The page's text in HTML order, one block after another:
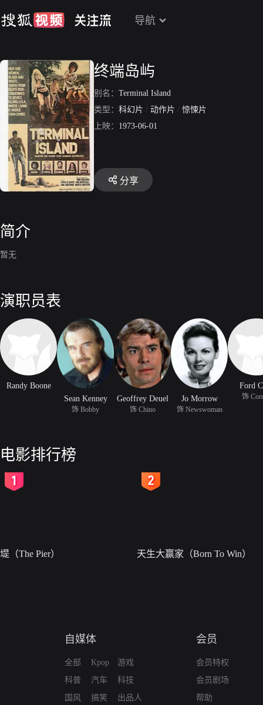
导航
终端岛屿
别名： Terminal Island
类型： 科幻片 / 动作片 / 惊悚片
上映： 1973-06-01
分享
简介
暂无
演职员表
Randy Boone
Sean Kenney
饰 Bobby
Geoffrey Deuel
饰 Chino
Jo Morrow
饰 Newswoman
Ford
饰
电影排行榜
堤（The Pier） 天生大赢家（Born To Win）
自媒体
全部
科普
国风
Kpop
汽车
搞笑
游戏
科技
出品人
会员
会员特权
会员剧场
帮助